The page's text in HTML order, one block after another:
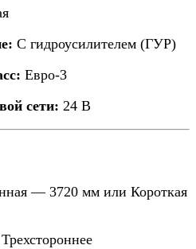
С гидроусилителем (ГУР)
Евро-3
сети: 24 В
— 3720 мм или Короткая
Трехстороннее